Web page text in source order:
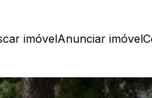
imóvelAnunciar imóvel